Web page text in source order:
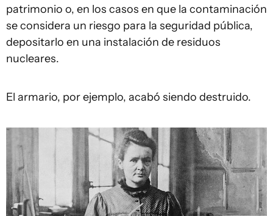
patrimonio o, en los casos en que la contaminación
se considera un riesgo para la seguridad pública,
depositarlo en una instalación de residuos
nucleares.
El armario, por ejemplo, acabó siendo destruido.